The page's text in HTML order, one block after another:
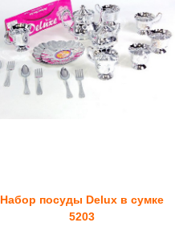
Набор посуды Delux в сумке
5203